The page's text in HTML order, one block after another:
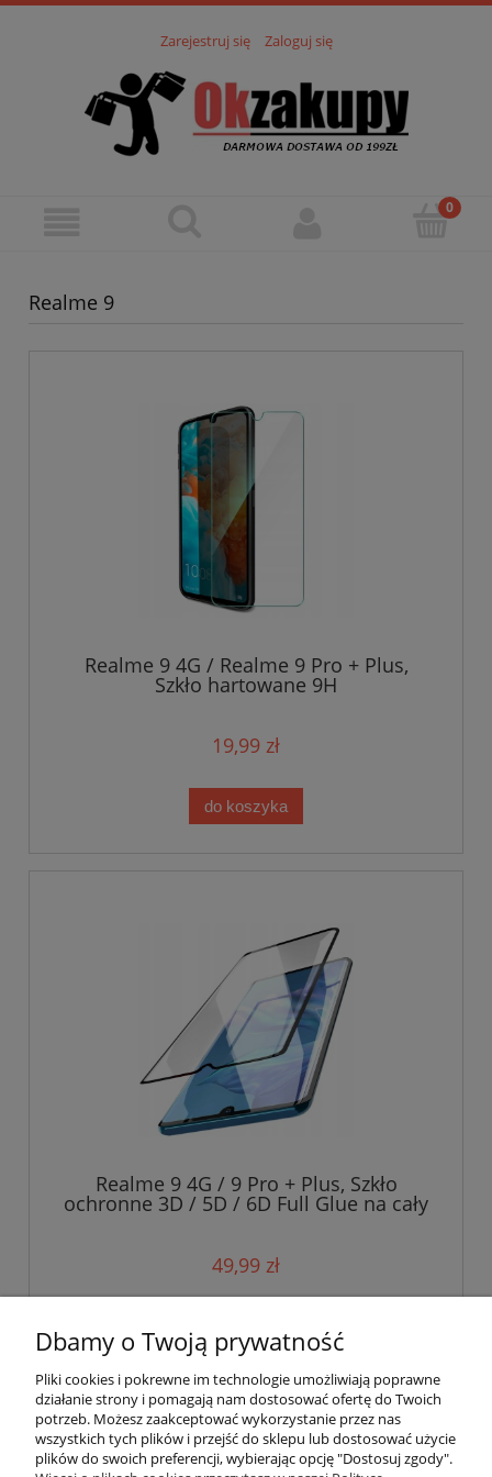
Zarejestruj się Zaloguj się
Realme 9
Realme 9 4G / Realme 9 Pro + Plus,
Szkło hartowane 9H
19,99 zł
do koszyka
Realme 9 4G / 9 Pro + Plus, Szkło
ochronne 3D / 5D / 6D Full Glue na cały
49,99 zł
Pomoc
Dbamy o Twoją prywatność
Pliki cookies i pokrewne im technologie umożliwiają poprawne
działanie strony i pomagają nam dostosować ofertę do Twoich
potrzeb. Możesz zaakceptować wykorzystanie przez nas
wszystkich tych plików i przejść do sklepu lub dostosować użycie
plików do swoich preferencji, wybierając opcję "Dostosuj zgody".